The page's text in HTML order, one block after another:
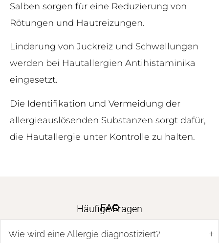
Salben sorgen für eine Reduzierung von
Rötungen und Hautreizungen.
Linderung von Juckreiz und Schwellungen
werden bei Hautallergien Antihistaminika
eingesetzt.
Die Identifikation und Vermeidung der
allergieauslösenden Substanzen sorgt dafür,
die Hautallergie unter Kontrolle zu halten.
FAQ
Häufige Fragen
Wie wird eine Allergie diagnostiziert? +